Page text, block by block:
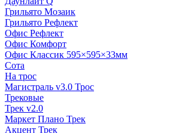
Грильято Мозаик
Грильято Рефлект
Офис Рефлект
Офис Комфорт
Офис Классик 595×595×33мм
Сота
На трос
Магистраль v3.0 Трос
Трековые
Трек v2.0
Маркет Плано Трек
Акцент Трек